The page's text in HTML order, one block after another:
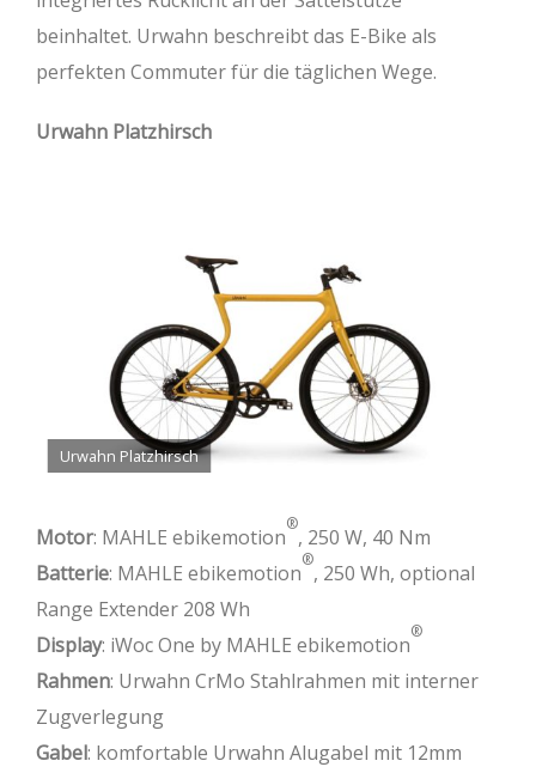
beinhaltet. Urwahn beschreibt das E-Bike als
perfekten Commuter für die täglichen Wege.
Urwahn Platzhirsch
Urwahn Platzhirsch
Motor: MAHLE ebikemotion®, 250 W, 40 Nm
Batterie: MAHLE ebikemotion®, 250 Wh, optional
Range Extender 208 Wh
Display: iWoc One by MAHLE ebikemotion®
Rahmen: Urwahn CrMo Stahlrahmen mit interner
Zugverlegung
Gabel: komfortable Urwahn Alugabel mit 12mm